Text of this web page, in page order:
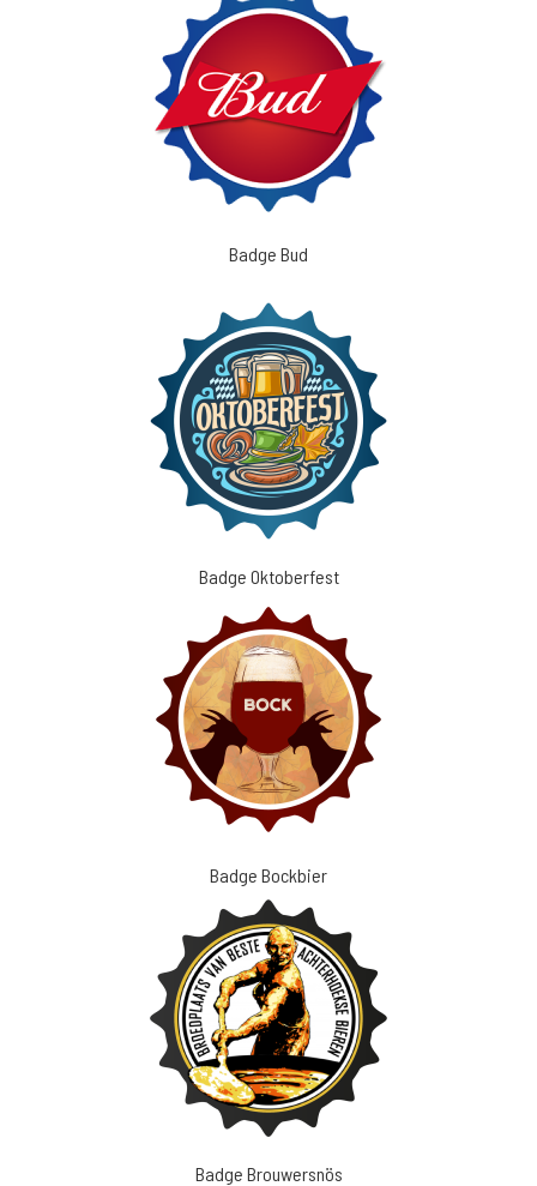
Badge Bud
Badge Oktoberfest
Badge Bockbier
Badge Brouwersnös